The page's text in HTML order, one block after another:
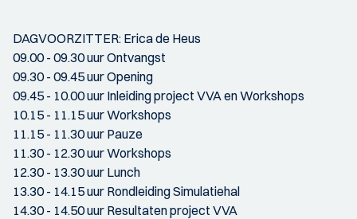
DAGVOORZITTER: Erica de Heus
09.00 - 09.30 uur Ontvangst
09.30 - 09.45 uur Opening
09.45 - 10.00 uur Inleiding project VVA en Workshops
10.15 - 11.15 uur Workshops
11.15 - 11.30 uur Pauze
11.30 - 12.30 uur Workshops
12.30 - 13.30 uur Lunch
13.30 - 14.15 uur Rondleiding Simulatiehal
14.30 - 14.50 uur Resultaten project VVA